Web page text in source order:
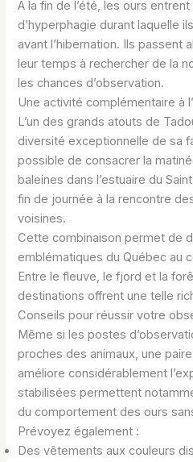
À la fin de l’été, les ours
d’hyperphagie durant laquelle
avant l’hibernation. Ils passent
leur temps à rechercher de la
les chances d’observation.
Une activité complémentaire à
L’un des grands atouts de
diversité exceptionnelle de sa
possible de consacrer la
baleines dans l’estuaire du
fin de journée à la rencontre
voisines.
Cette combinaison permet de
emblématiques du Québec au
Entre le fleuve, le fjord et la
destinations offrent une telle
Conseils pour réussir votre
Même si les postes
proches des animaux, une
améliore considérablement
stabilisées permettent
du comportement des ours
Prévoyez également :
Des vêtements aux couleurs